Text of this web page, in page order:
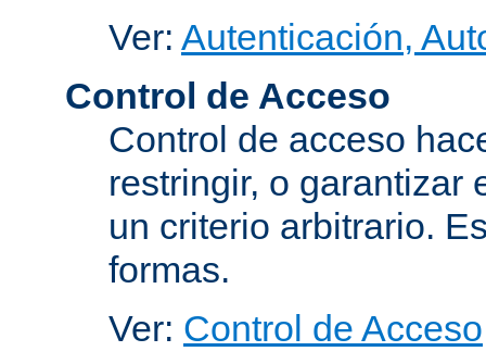
Ver: Autenticación,
Control de Acceso
Control de acceso
restringir, o garantizar
un criterio arbitrario.
formas.
Ver: Control de Acceso